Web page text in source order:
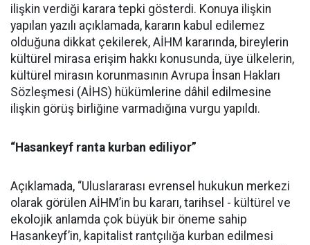
ilişkin verdiği karara tepki gösterdi. Konuya ilişkin
yapılan yazılı açıklamada, kararın kabul edilemez
olduğuna dikkat çekilerek, AİHM kararında, bireylerin
kültürel mirasa erişim hakkı konusunda, üye ülkelerin,
kültürel mirasın korunmasının Avrupa İnsan Hakları
Sözleşmesi (AİHS) hükümlerine dâhil edilmesine
ilişkin görüş birliğine varmadığına vurgu yapıldı.
“Hasankeyf ranta kurban ediliyor”
Açıklamada, “Uluslararası evrensel hukukun merkezi
olarak görülen AİHM’in bu kararı, tarihsel - kültürel ve
ekolojik anlamda çok büyük bir öneme sahip
Hasankeyf’in, kapitalist rantçılığa kurban edilmesi